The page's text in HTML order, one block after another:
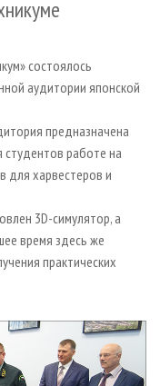
состоялось
аудитории японской
предназначена
студентов работе на
для харвестеров и
3D-симулятор, а
время здесь же
практических